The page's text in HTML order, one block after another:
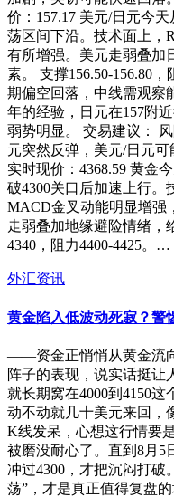
价：157.17 美元/日元今
荡区间下沿。技术面上，
有所增强。美元走弱叠加
素。 支撑156.50-156.80，
期偏空回落，中线需观察
年的经验，日元在157附
弱势明显。 交易建议：
元突然反弹，美元/日元可
实时现价：4368.59 黄金
破4300关口后加速上行。
MACD金叉动能明显增强
走弱叠加地缘避险情绪，
4340，阻力4400-4425。…
外汇资讯
黄金陷入低波动死寂？警
——资金正悄悄从黄金流
阵子的表现，说实话挺让
就长期窝在4000到4150
动不动就几十美元来回，
K线发呆，心想这行情要
被磨没耐心了。直到8月5
冲过4300，才把沉闷打破
荡”，才是真正值得复盘